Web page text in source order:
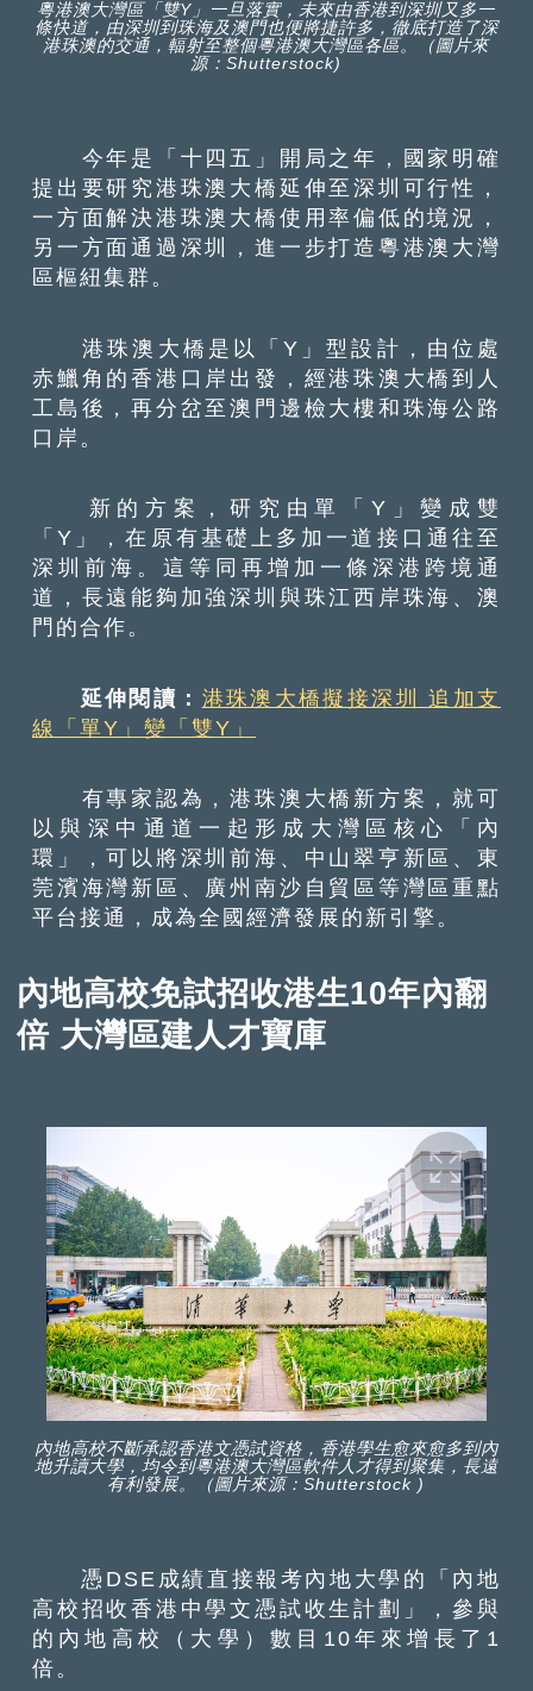
粵港澳大灣區「雙Y」一旦落實，未來由香港到深圳又多一
條快道，由深圳到珠海及澳門也便將捷許多，徹底打造了深
港珠澳的交通，輻射至整個粵港澳大灣區各區。（圖片來
源：Shutterstock)
今年是「十四五」開局之年，國家明確
提出要研究港珠澳大橋延伸至深圳可行性，
一方面解決港珠澳大橋使用率偏低的境況，
另一方面通過深圳，進一步打造粵港澳大灣
區樞紐集群。
港珠澳大橋是以「Y」型設計，由位處
赤鱲角的香港口岸出發，經港珠澳大橋到人
工島後，再分岔至澳門邊檢大樓和珠海公路
口岸。
新的方案，研究由單「Y」變成雙
「Y」，在原有基礎上多加一道接口通往至
深圳前海。這等同再增加一條深港跨境通
道，長遠能夠加強深圳與珠江西岸珠海、澳
門的合作。
延伸閱讀： 港珠澳大橋擬接深圳 追加支
線「單Y」變「雙Y」
有專家認為，港珠澳大橋新方案，就可
以與深中通道一起形成大灣區核心「內
環」，可以將深圳前海、中山翠亨新區、東
莞濱海灣新區、廣州南沙自貿區等灣區重點
平台接通，成為全國經濟發展的新引擎。
內地高校免試招收港生10年內翻
倍 大灣區建人才寶庫
內地高校不斷承認香港文憑試資格，香港學生愈來愈多到內
地升讀大學，均令到粵港澳大灣區軟件人才得到聚集，長遠
有利發展。（圖片來源：Shutterstock )
憑DSE成績直接報考內地大學的「內地
高校招收香港中學文憑試收生計劃」，參與
的內地高校（大學）數目10年來增長了1
倍。